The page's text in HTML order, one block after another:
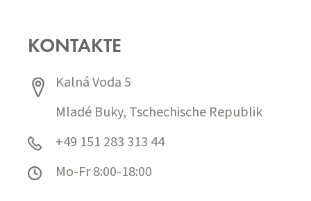
KONTAKTE
Kalná Voda 5
Mladé Buky, Tschechische Republik
+49 151 283 313 44
Mo-Fr 8:00-18:00